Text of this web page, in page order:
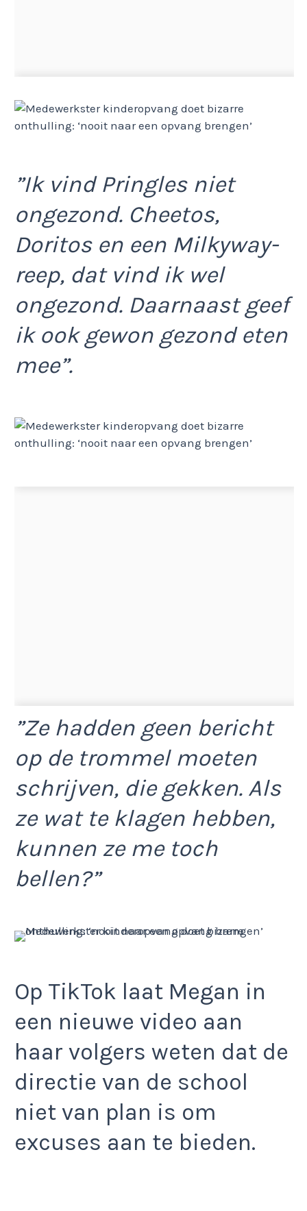
”Ik vind Pringles niet
ongezond. Cheetos,
Doritos en een Milkyway-
reep, dat vind ik wel
ongezond. Daarnaast geef
ik ook gewon gezond eten
mee”.
”Ze hadden geen bericht
op de trommel moeten
schrijven, die gekken. Als
ze wat te klagen hebben,
kunnen ze me toch
bellen?”
Op TikTok laat Megan in
een nieuwe video aan
haar volgers weten dat de
directie van de school
niet van plan is om
excuses aan te bieden.